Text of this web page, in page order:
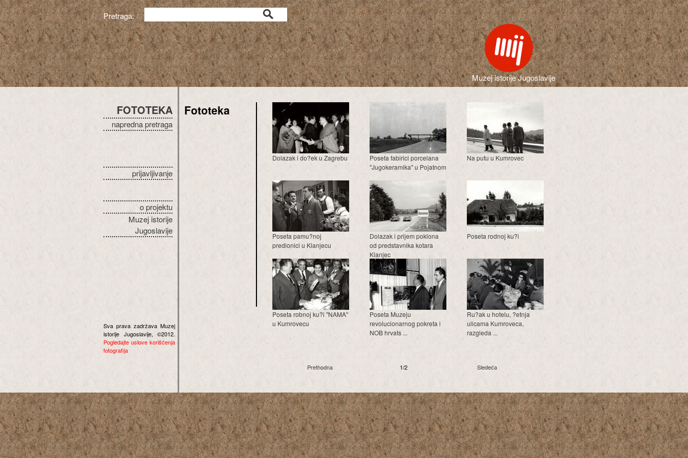
Pretraga:
Muzej istorije Jugoslavije
FOTOTEKA
napredna pretraga
prijavljivanje
o projektu
Muzej istorije
Jugoslavije
Sva prava zadržava Muzej
istorije Jugoslavije, ©2012.
Pogledajte uslove korišćenja
fotografija
Fototeka
Dolazak i do?ek u Zagrebu
Poseta fabirici porcelana
"Jugokeramika" u Pojatnom
Na putu u Kumrovec
Poseta pamu?noj
predionici u Klanjecu
Dolazak i prijem poklona
od predstavnika kotara
Klanjec
Poseta rodnoj ku?i
Poseta robnoj ku?i "NAMA"
u Kumrovecu
Poseta Muzeju
revolucionarnog pokreta i
NOB hrvats ...
Ru?ak u hotelu, ?etnja
ulicama Kumroveca,
razgleda ...
Prethodna 1/2 Sledeća